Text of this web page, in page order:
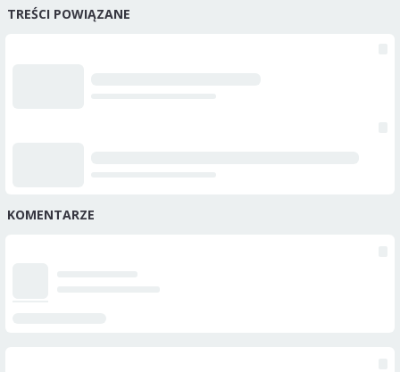
TREŚCI POWIĄZANE
KOMENTARZE